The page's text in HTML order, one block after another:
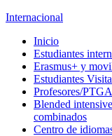
Internacional
Inicio
Estudiantes
Erasmus+ y
Estudiantes
Profesores/
Blended
combinados
Centro de